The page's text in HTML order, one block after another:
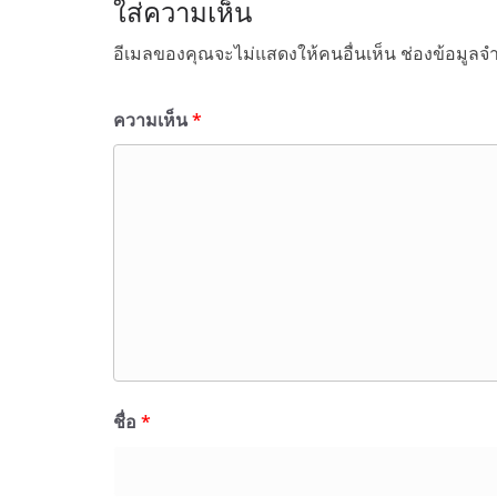
ใส่ความเห็น
อีเมลของคุณจะไม่แสดงให้คนอื่นเห็น ช่องข้อมูลจ
ความเห็น*
ชื่อ *